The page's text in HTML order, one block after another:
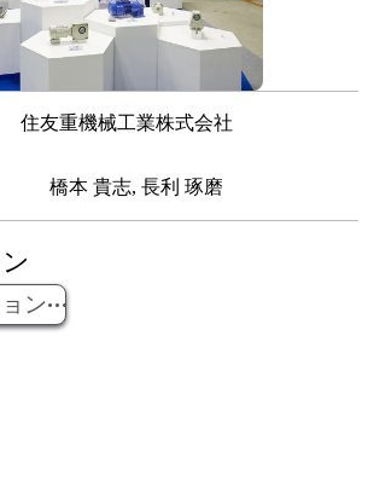
住友重機械工業株式会社
橋本 貴志 長利 琢磨
ン